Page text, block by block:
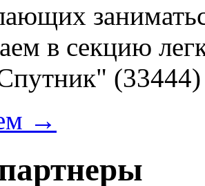
в секцию
(33444)
→